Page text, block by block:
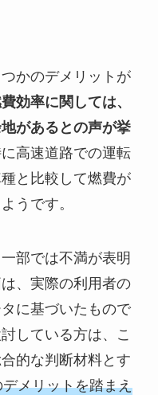
かのデメリットが
効率に関しては、
があるとの声が挙
高速道路での運転
と比較して燃費が
うです。
部では不満が表明
、実際の利用者の
に基づいたもので
している方は、こ
的な判断材料とす
メリットを踏まえ